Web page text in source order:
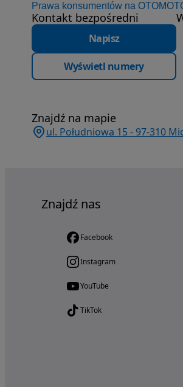
Prawa konsumentów na
Kontakt bezpośredni
Napisz
Wyświetl numery
Znajdź na mapie
ul. Południowa 15 - 97-310
Znajdź nas
Facebook
Instagram
YouTube
TikTok